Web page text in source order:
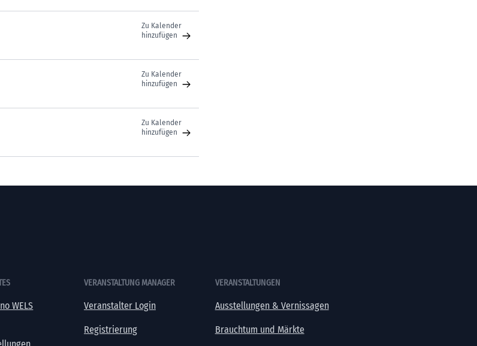
Zu Kalender
hinzufügen
Zu Kalender
hinzufügen
Zu Kalender
hinzufügen
WELS
VERANSTALTUNG MANAGER
Veranstalter Login
Registrierung
VERANSTALTUNGEN
Ausstellungen & Vernissagen
Brauchtum und Märkte